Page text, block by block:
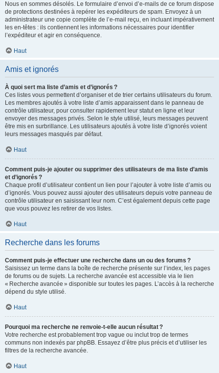
Nous en sommes désolés. Le formulaire d’envoi d’e-mails de ce forum dispose
de protections destinées à repérer les expéditeurs de spam. Envoyez à un
administrateur une copie complète de l’e-mail reçu, en incluant impérativement
les en-têtes : ils contiennent les informations nécessaires pour identifier
l’expéditeur et agir en conséquence.
Haut
Amis et ignorés
À quoi sert ma liste d’amis et d’ignorés ?
Ces listes vous permettent d’organiser et de trier certains utilisateurs du forum.
Les membres ajoutés à votre liste d’amis apparaissent dans le panneau de
contrôle utilisateur, pour consulter rapidement leur statut en ligne et leur
envoyer des messages privés. Selon le style utilisé, leurs messages peuvent
être mis en surbrillance. Les utilisateurs ajoutés à votre liste d’ignorés voient
leurs messages masqués par défaut.
Haut
Comment puis-je ajouter ou supprimer des utilisateurs de ma liste d’amis
et d’ignorés ?
Chaque profil d’utilisateur contient un lien pour l’ajouter à votre liste d’amis ou
d’ignorés. Vous pouvez aussi ajouter des utilisateurs depuis votre panneau de
contrôle utilisateur en saisissant leur nom. C’est également depuis cette page
que vous pouvez les retirer de vos listes.
Haut
Recherche dans les forums
Comment puis-je effectuer une recherche dans un ou des forums ?
Saisissez un terme dans la boîte de recherche présente sur l’index, les pages
de forums ou de sujets. La recherche avancée est accessible via le lien
« Recherche avancée » disponible sur toutes les pages. L’accès à la recherche
dépend du style utilisé.
Haut
Pourquoi ma recherche ne renvoie-t-elle aucun résultat ?
Votre recherche est probablement trop vague ou inclut trop de termes
communs non indexés par phpBB. Essayez d’être plus précis et d’utiliser les
filtres de la recherche avancée.
Haut